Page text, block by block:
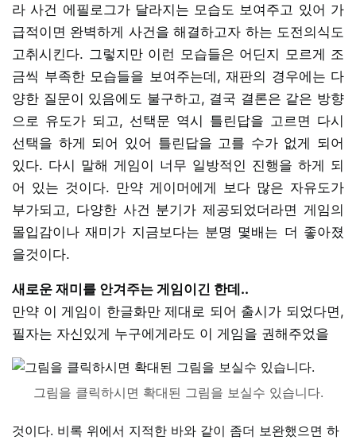
라 사건 에필로그가 달라지는 모습도 보여주고 있어 가
급적이면 완벽하게 사건을 해결하고자 하는 도전의식도
고취시킨다. 그렇지만 이런 모습들은 어딘지 모르게 조
금씩 부족한 모습들을 보여주는데, 재판의 경우에는 다
양한 질문이 있음에도 불구하고, 결국 결론은 같은 방향
으로 유도가 되고, 선택문 역시 틀린답을 고르면 다시
선택을 하게 되어 있어 틀린답을 고를 수가 없게 되어
있다. 다시 말해 게임이 너무 일방적인 진행을 하게 되
어 있는 것이다. 만약 게이머에게 보다 많은 자유도가
부가되고, 다양한 사건 분기가 제공되었더라면 게임의
몰입감이나 재미가 지금보다는 분명 몇배는 더 좋아졌
을것이다.
새로운 재미를 안겨주는 게임이긴 한데..
만약 이 게임이 한글화만 제대로 되어 출시가 되었다면,
필자는 자신있게 누구에게라도 이 게임을 권해주었을
그림을 클릭하시면 확대된 그림을 보실수 있습니다.
것이다. 비록 위에서 지적한 바와 같이 좀더 보완했으면 하